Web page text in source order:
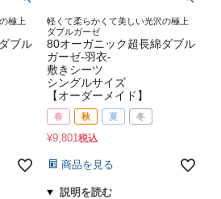
極上
ブル
軽くて柔らかくて美しい光沢の極上
ダブルガーゼ
80オーガニック超長綿ダブル
ガーゼ-羽衣-
敷きシーツ
シングルサイズ
【オーダーメイド】
春 秋 夏 冬
¥9,801税込
商品を見る